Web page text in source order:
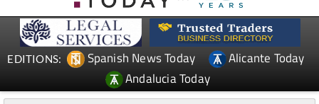
CONTACT ADVERTISE WITH US WEEKLY BULLETIN